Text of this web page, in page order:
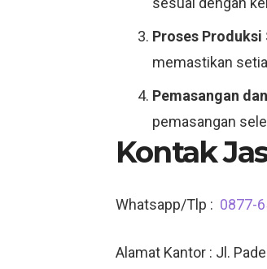
Proses Produksi
memastikan
Pemasangan
pemasangan
Kontak
Whatsapp/Tlp : 0877-
Alamat Kantor : Jl.